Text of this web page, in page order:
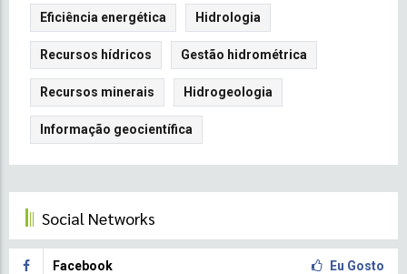
Eficiência energética Hidrologia
Recursos hídricos Gestão hidrométrica
Recursos minerais Hidrogeologia
Informação geocientífica
Social Networks
Facebook Eu Gosto